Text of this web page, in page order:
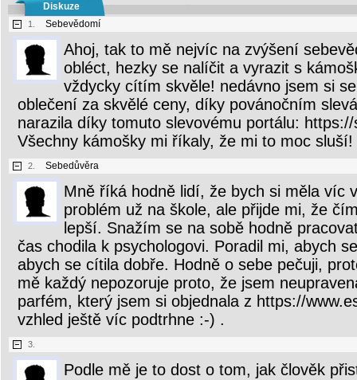
Diskuze
1. Sebevědomí
Ahoj, tak to mě nejvíc na zvýšení
obléct, hezky se nalíčit a vyrazit s
vždycky cítím skvěle! nedávno jsem si
oblečení za skvělé ceny, díky povánočním
narazila díky tomuto slevovému portálu:
Všechny kámošky mi říkaly, že mi to moc
2. Sebedůvěra
Mně říká hodně lidí, že bych si měla víc
problém už na škole, ale přijde mi, že
lepší. Snažím se na sobě hodně
čas chodila k psychologovi. Poradil mi, abych
abych se cítila dobře. Hodně o sebe pečuji,
mě každý nepozoruje proto, že jsem
parfém, který jsem si objednala z https://
vzhled ještě víc podtrhne :-) .
3.
Podle mě je to dost o tom, jak člověk